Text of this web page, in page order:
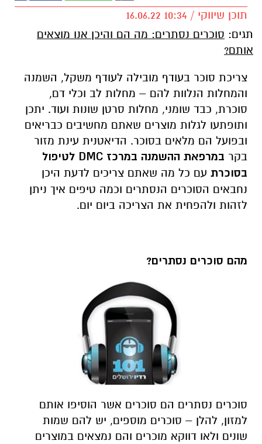
תוכן שיווקי / 10:34 16.06.22
תגים: סוכרים נסתרים: מה הם והיכן אנו מוצאים
אותם?
צריכת סוכר בעודף מובילה לעודף משקל, השמנה
והמחלות הנלוות להם – מחלות לב וכלי דם,
סוכרת, כבד שומני, מחלות סרטן שונות ועוד. יתכן
ותופתעו לגלות מוצרים שאתם מחשיבים כבריאים
ובפועל הם מלאים בסוכר. הדיאטנית עינת מזור
בקר במרפאת ההשמנה במרכז DMC לטיפול
בסוכרת עם כל מה שאתם צריכים לדעת היכן
נחבאים הסוכרים הנסתרים וכמה טיפים איך ניתן
לזהות ולהפחית את הצריכה ביום יום.
מהם סוכרים נסתרים?
סוכרים נסתרים הם סוכרים אשר הוסיפו אותם
למזון, להלן – סוכרים מוספים, יש להם שמות
שונים ולאו דווקא מוכרים והם נמצאים במוצרים